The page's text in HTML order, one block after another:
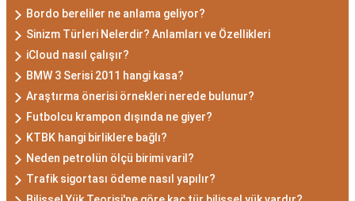
Bordo bereliler ne anlama geliyor?
Sinizm Türleri Nelerdir? Anlamları ve Özellikleri
iCloud nasıl çalışır?
BMW 3 Serisi 2011 hangi kasa?
Araştırma önerisi örnekleri nerede bulunur?
Futbolcu krampon dışında ne giyer?
KTBK hangi birliklere bağlı?
Neden petrolün ölçü birimi varil?
Trafik sigortası ödeme nasıl yapılır?